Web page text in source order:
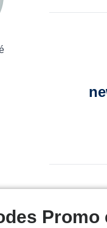
Promo